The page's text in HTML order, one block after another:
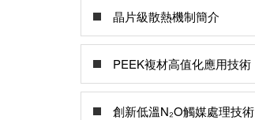
晶片級散熱機制簡介
PEEK複材高值化應用技術
創新低溫N₂O觸媒處理技術